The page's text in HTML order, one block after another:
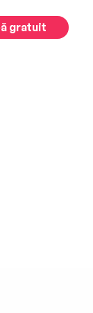
gratuit